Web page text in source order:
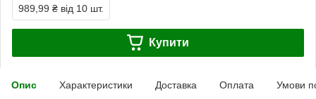
989,99 ₴ від 10 шт.
Купити
Опис Характеристики Доставка Оплата Умови